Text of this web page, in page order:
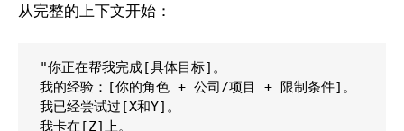
从完整的上下文开始：
"你正在帮我完成[具体目标]。
我的经验：[你的角色 + 公司/项目 + 限制条件]。
我已经尝试过[X和Y]。
我卡在[Z]上。